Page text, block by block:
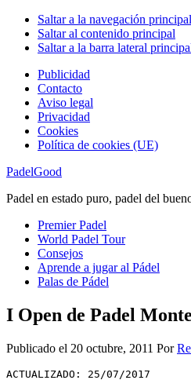
Saltar a la navegación principal
Saltar al contenido principal
Saltar a la barra lateral
Publicidad
Contacto
Aviso legal
Privacidad
Cookies
Política de cookies (UE)
PadelGood
Padel en estado puro, padel del
Premier Padel
World Padel Tour
Consejos
Aprende a jugar al Pádel
Palas de Pádel
I Open de Padel
Publicado el 20 octubre, 2011 Por
ACTUALIZADO: 25/07/2017